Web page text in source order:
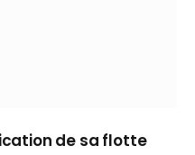
de sa flotte